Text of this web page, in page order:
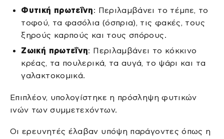
Φυτική πρωτεΐνη: Περιλαμβάνει το τέμπε, το
τοφού, τα φασόλια (όσπρια), τις φακές, τους
ξηρούς καρπούς και τους σπόρους.
Ζωική πρωτεΐνη: Περιλαμβάνει το κόκκινο
κρέας, τα πουλερικά, τα αυγά, το ψάρι και τα
γαλακτοκομικά.
Επιπλέον, υπολογίστηκε η πρόσληψη φυτικών
ινών των συμμετεχόντων.
Οι ερευνητές έλαβαν υπόψη παράγοντες όπως η